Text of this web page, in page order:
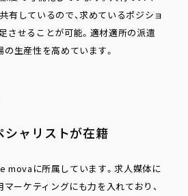
有しているので、求めているポジショ
させることが可能。適材適所の派遣
の生産性を高めています。
ャリストが在籍
movaに所属しています。求人媒体に
マーケティングにも力を入れており、